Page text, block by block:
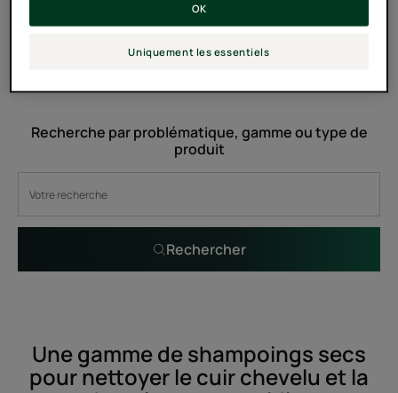
Shampooing sec invisible
Recherche par problématique, gamme ou type de
produit
Rechercher
Une gamme de shampoings secs
pour nettoyer le cuir chevelu et la
Uniquement les essentiels
OK